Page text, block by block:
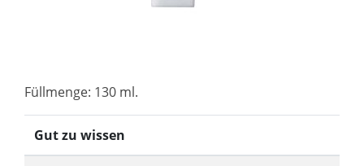
Füllmenge: 130 ml.
Gut zu wissen